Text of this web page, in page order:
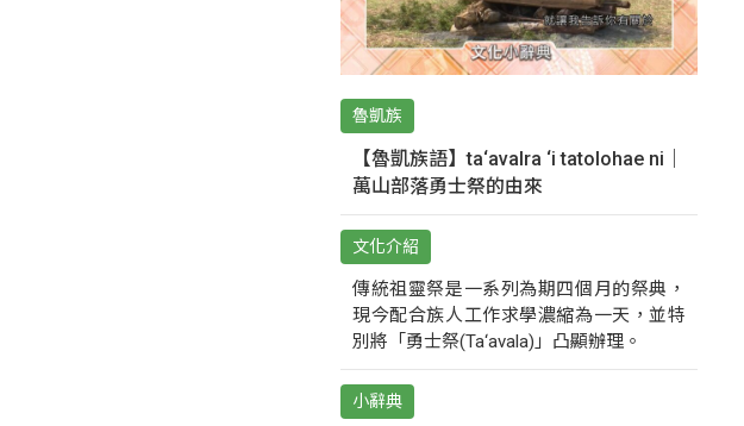
魯凱族
【魯凱族語】ta‘avalra ‘i tatolohae ni｜
萬山部落勇士祭的由來
文化介紹
傳統祖靈祭是一系列為期四個月的祭典，
現今配合族人工作求學濃縮為一天，並特
別將「勇士祭(Ta‘avala)」凸顯辦理。
小辭典